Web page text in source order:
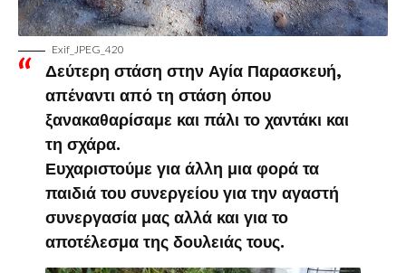
Exif_JPEG_420
Δεύτερη στάση στην Αγία Παρασκευή,
απέναντι από τη στάση όπου
ξανακαθαρίσαμε και πάλι το χαντάκι και
τη σχάρα.
Ευχαριστούμε για άλλη μια φορά τα
παιδιά του συνεργείου για την αγαστή
συνεργασία μας αλλά και για το
αποτέλεσμα της δουλειάς τους.